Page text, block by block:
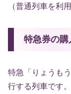
（普通列車を利
特急券の購
特急「りょうも
行する列車です